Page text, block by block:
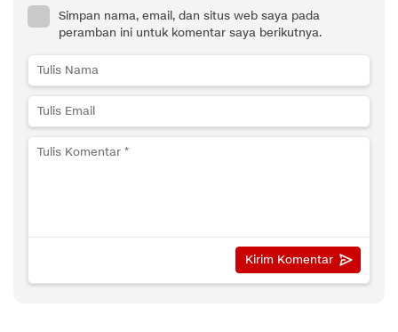
Simpan nama, email, dan situs web saya pada
peramban ini untuk komentar saya berikutnya.